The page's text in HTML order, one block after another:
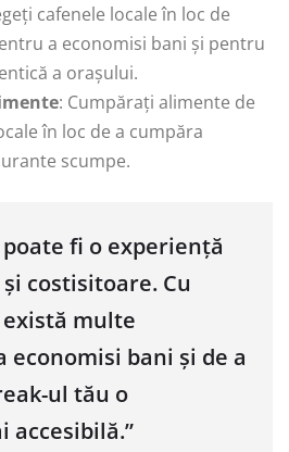
cafenele locale în loc de
a economisi bani și pentru
a orașului.
: Cumpărați alimente de
în loc de a cumpăra
scumpe.
fi o experiență
costisitoare. Cu
multe
economisi bani și de a
ul tău o
accesibilă.”